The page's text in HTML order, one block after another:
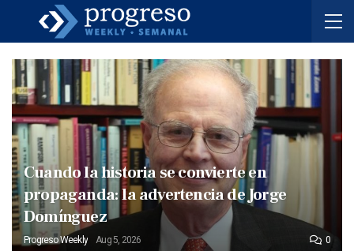
Cuando la historia se convierte en
propaganda: la advertencia de Jorge
Domínguez
Progreso Weekly Aug 5, 2026 0